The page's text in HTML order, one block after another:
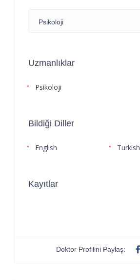
Psikoloji
Uzmanlıklar
Psikoloji
Bildiği Diller
English Turkish
Kayıtlar
Doktor Profilini Paylaş: